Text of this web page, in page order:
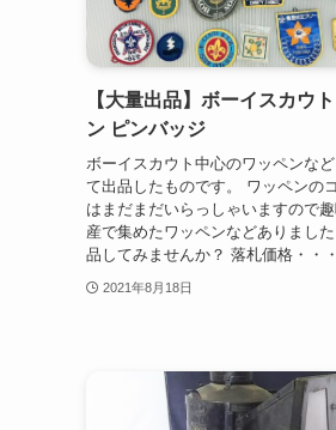
【大量出品】ボーイスカウ
ン ピンバッジ
ボーイスカウト中心のワッペンな
て出品したものです。 ワッペンの
はまだまだいらっしゃいますので
産で集めたワッペンなどありまし
品してみませんか？ 落札価格・・
2021年8月18日